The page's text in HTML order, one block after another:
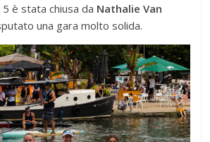
è stata chiusa da Nathalie Van
una gara molto solida.